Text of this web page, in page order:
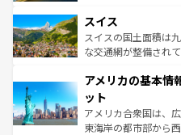
を参照してほしい。
は、お酒好きな人にはぜひ
ドイツ情報はコンテ
リアごとに異なる魅
ティー、ビール好き
戦など、本場だから
ンツ一覧を参照して
スイス
スイスの国土面積は
な交通網が整備され
の建物がそのまま残
博物館もあり、アル
ことができる。国民
者向けの交通パス提
アメリカの基本情
ット
アメリカ合衆国は、
東海岸の都市部から